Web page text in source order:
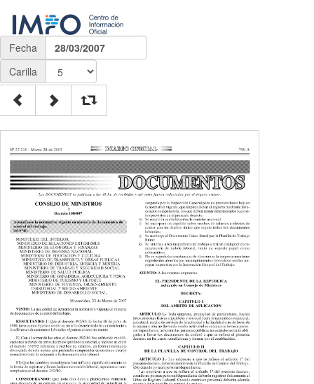
Fecha
28/03/2007
Carilla